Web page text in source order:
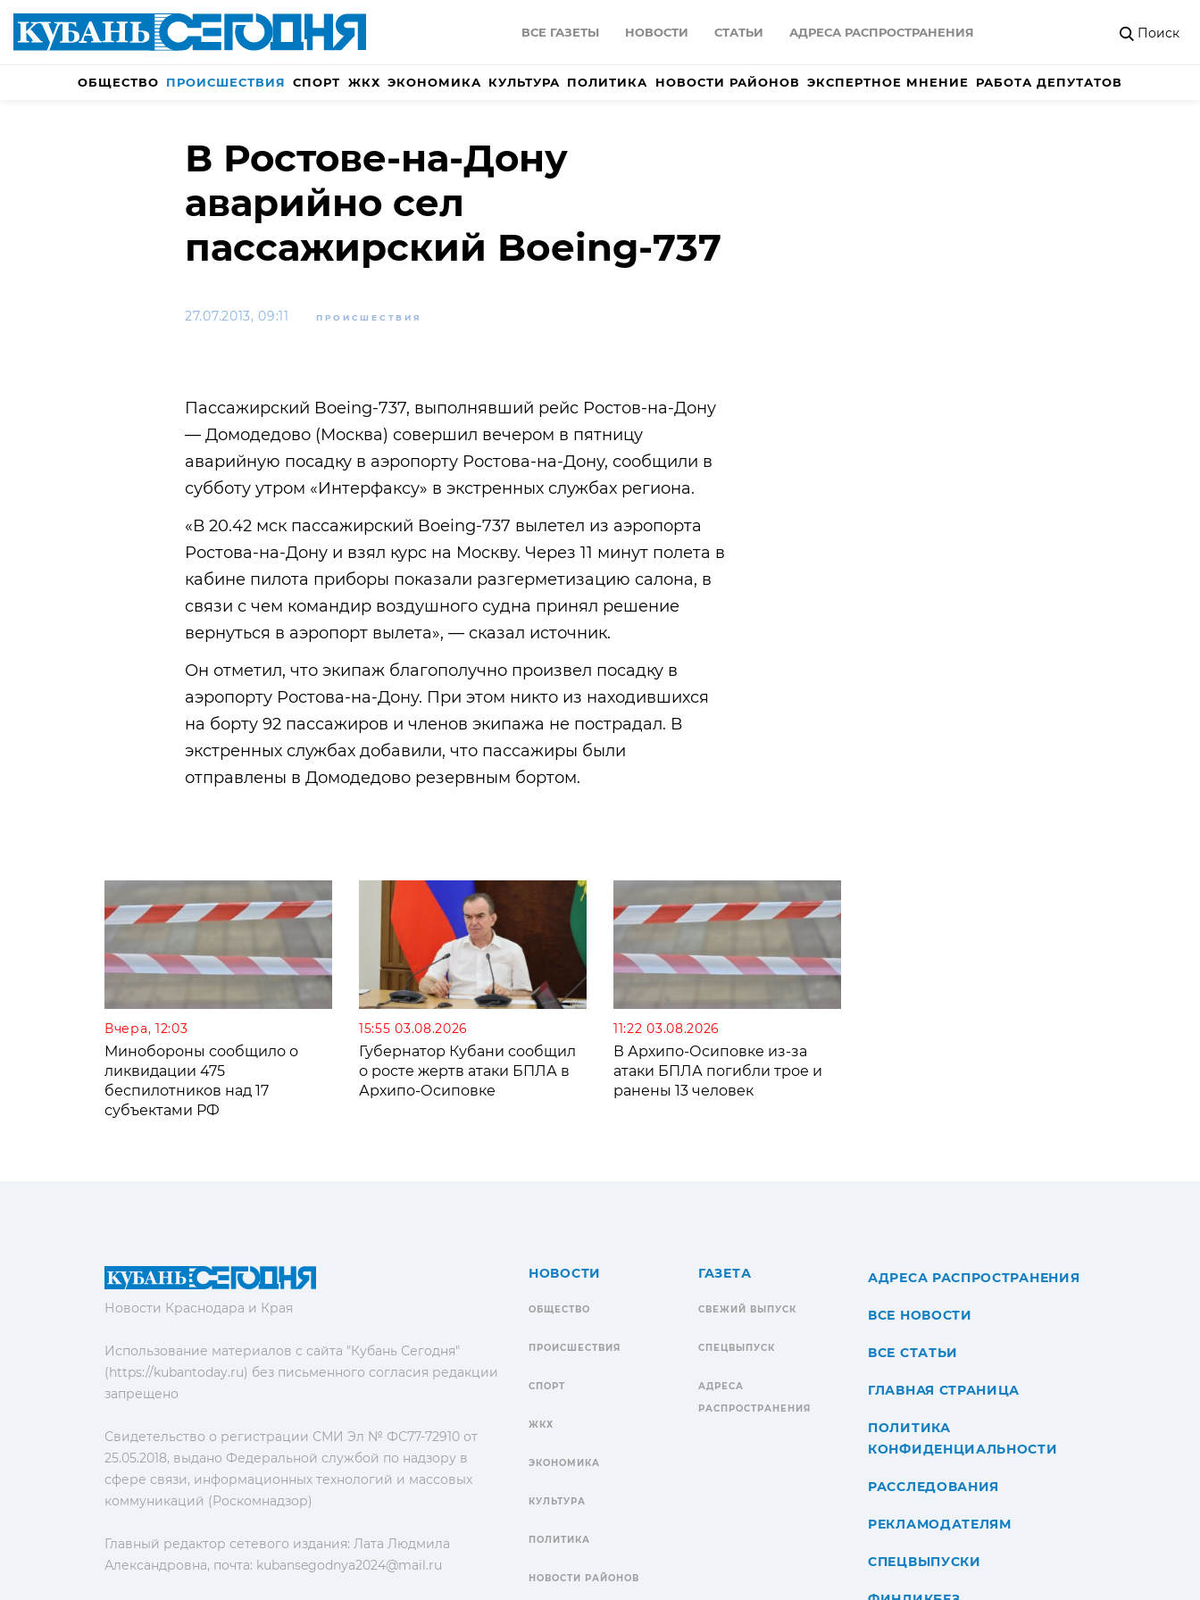
ВСЕ ГАЗЕТЫ НОВОСТИ СТАТЬИ АДРЕСА РАСПРОСТРАНЕНИЯ Поиск
ОБЩЕСТВО ПРОИСШЕСТВИЯ СПОРТ ЖКХ ЭКОНОМИКА КУЛЬТУРА ПОЛИТИКА НОВОСТИ РАЙОНОВ ЭКСПЕРТНОЕ МНЕНИЕ РАБОТА ДЕПУТАТОВ
В Ростове-на-Дону
аварийно сел
пассажирский Boeing-737
27.07.2013, 09:11 ПРОИСШЕСТВИЯ
Пассажирский Boeing-737, выполнявший рейс Ростов-на-Дону
— Домодедово (Москва) совершил вечером в пятницу
аварийную посадку в аэропорту Ростова-на-Дону, сообщили в
субботу утром «Интерфаксу» в экстренных службах региона.
«В 20.42 мск пассажирский Boeing-737 вылетел из аэропорта
Ростова-на-Дону и взял курс на Москву. Через 11 минут полета в
кабине пилота приборы показали разгерметизацию салона, в
связи с чем командир воздушного судна принял решение
вернуться в аэропорт вылета», — сказал источник.
Он отметил, что экипаж благополучно произвел посадку в
аэропорту Ростова-на-Дону. При этом никто из находившихся
на борту 92 пассажиров и членов экипажа не пострадал. В
экстренных службах добавили, что пассажиры были
отправлены в Домодедово резервным бортом.
Вчера, 12:03
Минобороны сообщило о
ликвидации 475
беспилотников над 17
субъектами РФ
15:55 03.08.2026
Губернатор Кубани сообщил
о росте жертв атаки БПЛА в
Архипо-Осиповке
11:22 03.08.2026
В Архипо-Осиповке из-за
атаки БПЛА погибли трое и
ранены 13 человек
Новости Краснодара и Края
Использование материалов с сайта "Кубань Сегодня"
(https://kubantoday.ru) без письменного согласия редакции
запрещено
Свидетельство о регистрации СМИ Эл № ФС77-72910 от
25.05.2018, выдано Федеральной службой по надзору в
сфере связи, информационных технологий и массовых
коммуникаций (Роскомнадзор)
Главный редактор сетевого издания: Лата Людмила
Александровна, почта: kubansegodnya2024@mail.ru
НОВОСТИ
ОБЩЕСТВО
ПРОИСШЕСТВИЯ
СПОРТ
ЖКХ
ЭКОНОМИКА
КУЛЬТУРА
ПОЛИТИКА
НОВОСТИ РАЙОНОВ
ГАЗЕТА
СВЕЖИЙ ВЫПУСК
СПЕЦВЫПУСК
АДРЕСА
РАСПРОСТРАНЕНИЯ
АДРЕСА РАСПРОСТРАНЕНИЯ
ВСЕ НОВОСТИ
ВСЕ СТАТЬИ
ГЛАВНАЯ СТРАНИЦА
ПОЛИТИКА
КОНФИДЕНЦИАЛЬНОСТИ
РАССЛЕДОВАНИЯ
РЕКЛАМОДАТЕЛЯМ
СПЕЦВЫПУСКИ